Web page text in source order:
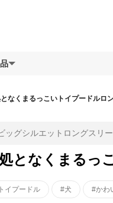
なくまるっこいトイプードルロ
ッグシルエットロングスリ
となくまるっ
イプードル #犬 #かわ